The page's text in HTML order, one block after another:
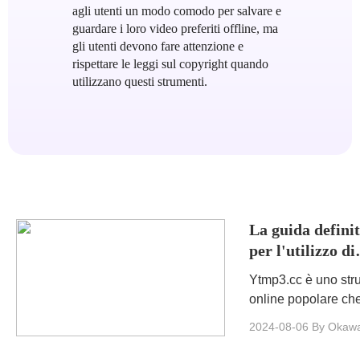
agli utenti un modo comodo per salvare e
guardare i loro video preferiti offline, ma
gli utenti devono fare attenzione e
rispettare le leggi sul copyright quando
utilizzano questi strumenti.
La guida
per l'utilizzo di
ytmp3.cc per
conversione/
Ytmp3.cc è uno
online popolare
video di YouTube
2024-08-06 By